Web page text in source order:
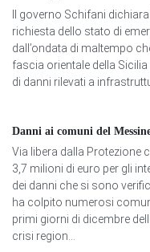
Il governo Schifani
richiesta dello stato di
dall’ondata di maltempo
fascia orientale della
di danni rilevati a
Danni ai comuni del
Via libera dalla Protezione
3,7 milioni di euro per gli
dei danni che si sono
ha colpito numerosi
primi giorni di dicembre
crisi region...